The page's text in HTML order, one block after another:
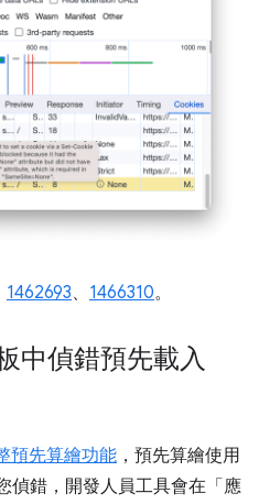
1462693、 1466310。
中偵錯預先載入
預先算繪功能 ，預先算繪使用
偵錯，開發人員工具會在「應